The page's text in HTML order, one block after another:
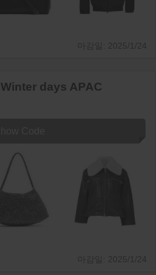
Winter days APAC